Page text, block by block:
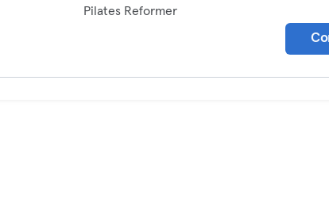
Pilates Reformer